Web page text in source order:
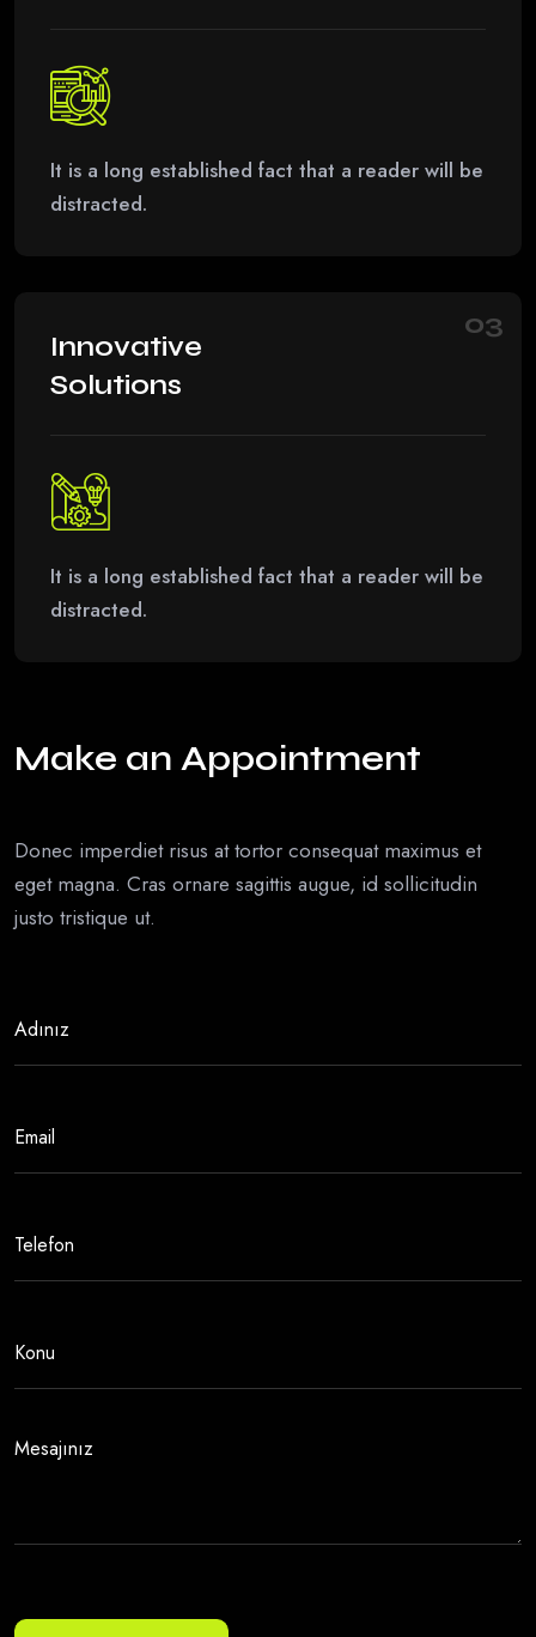
It is a long established fact that a reader will be
distracted.
Innovative
Solutions
It is a long established fact that a reader will be
distracted.
03
Make an Appointment
Donec imperdiet risus at tortor consequat maximus et
eget magna. Cras ornare sagittis augue, id sollicitudin
justo tristique ut.